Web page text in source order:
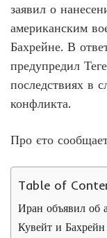
заявил о
американским
Бахрейне. В
предупредил
последствиях в
конфликта.
Про єто
Table of
Иран объявил об
Кувейт и